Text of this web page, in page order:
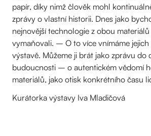
papír, díky nimž člověk mohl
zprávy o vlastní historii. Dnes jako
nejnovější technologie z obou
vymaňovali. – O to více vnímáme jejich
výstavě. Můžeme ji brát jako zprávu do
budoucnosti – o autentickém vědomí
materiálů, jako otisk konkrétního času
Kurátorka výstavy Iva Mladičová